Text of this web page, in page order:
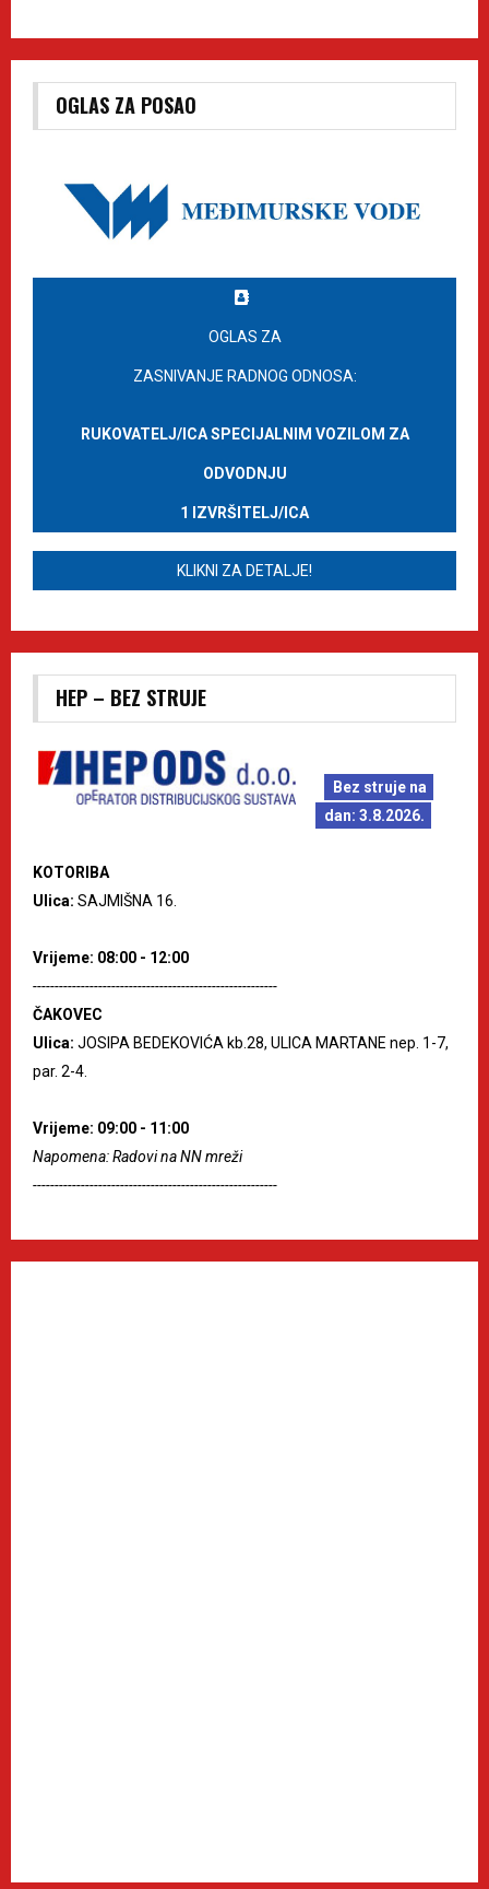
OGLAS ZA POSAO
OGLAS ZA
ZASNIVANJE RADNOG ODNOSA:
RUKOVATELJ/ICA SPECIJALNIM VOZILOM ZA
ODVODNJU
1 IZVRŠITELJ/ICA
KLIKNI ZA DETALJE!
HEP – BEZ STRUJE
Bez struje na
dan: 3.8.2026.
KOTORIBA
Ulica: SAJMIŠNA 16.
Vrijeme: 08:00 - 12:00
--------------------------------------------------------
ČAKOVEC
Ulica: JOSIPA BEDEKOVIĆA kb.28, ULICA MARTANE nep. 1-7,
par. 2-4.
Vrijeme: 09:00 - 11:00
Napomena: Radovi na NN mreži
--------------------------------------------------------